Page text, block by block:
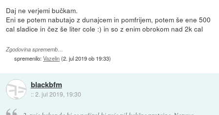
Daj ne verjemi bučkam.
Eni se potem nabutajo z dunajcem in pomfrijem, potem še ene 500
cal sladice in čez še liter cole :) in so z enim obrokom nad 2k cal
Zgodovina sprememb…
spremenilo:Vazelin(2. jul 2019 ob 19:33)
blackbfm
::2. jul 2019, 19:30